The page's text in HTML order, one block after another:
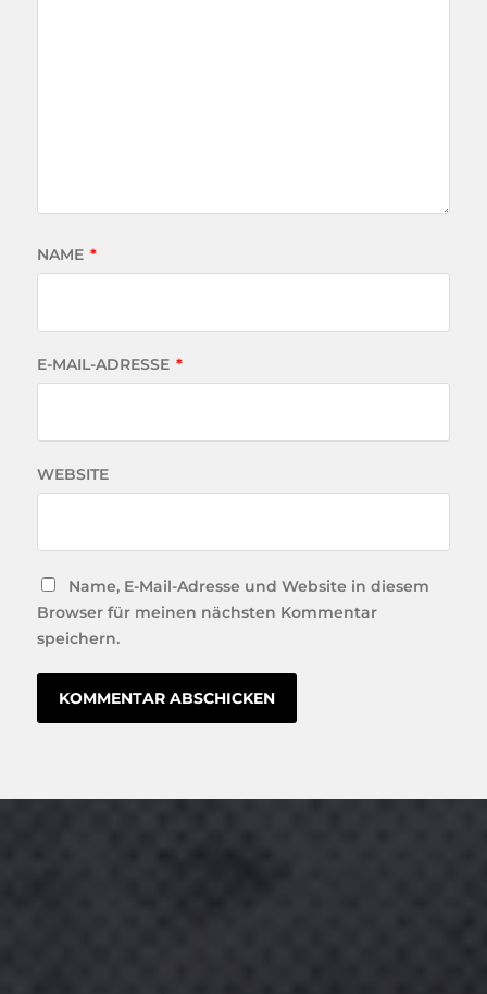
NAME *
E-MAIL-ADRESSE *
WEBSITE
Name, E-Mail-Adresse und Website in diesem
Browser für meinen nächsten Kommentar
speichern.